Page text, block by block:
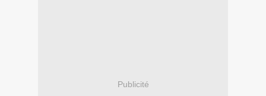
Publicité